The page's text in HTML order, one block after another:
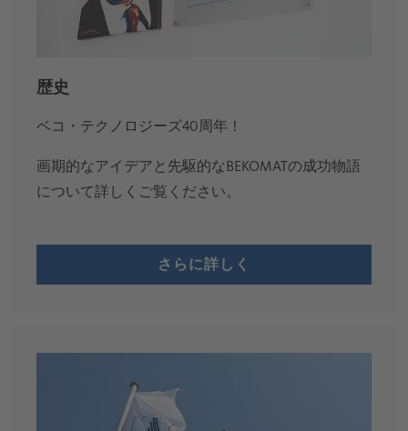
歴史
ベコ・テクノロジーズ40周年！
画期的なアイデアと先駆的なBEKOMATの成功物語
について詳しくご覧ください。
さらに詳しく